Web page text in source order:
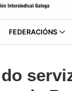
FEDERACIÓNS